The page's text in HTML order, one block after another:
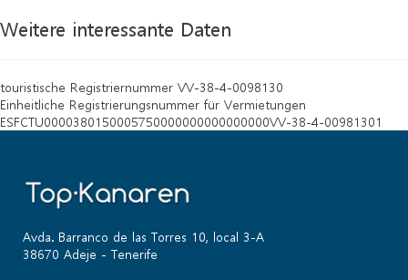
Weitere interessante Daten
touristische Registriernummer VV-38-4-0098130
Einheitliche Registrierungsnummer für Vermietungen
ESFCTU0000380150005750000000000000000VV-38-4-00981301
Avda. Barranco de las Torres 10, local 3-A
38670 Adeje - Tenerife